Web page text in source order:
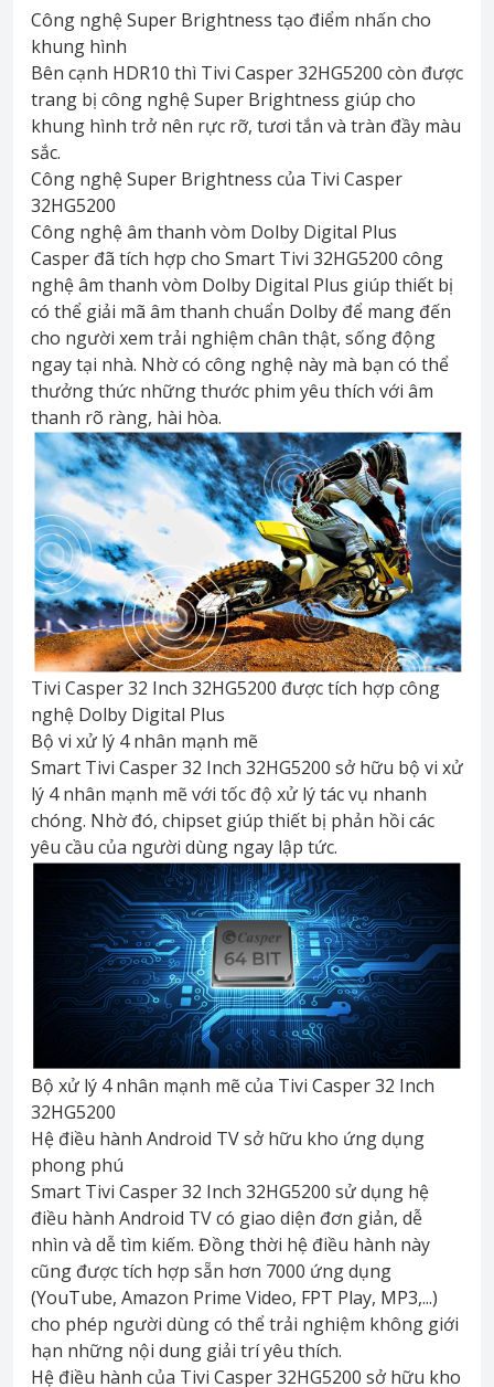
Công nghệ Super Brightness tạo điểm nhấn cho
khung hình
Bên cạnh HDR10 thì Tivi Casper 32HG5200 còn được
trang bị công nghệ Super Brightness giúp cho
khung hình trở nên rực rỡ, tươi tắn và tràn đầy màu
sắc.
Công nghệ Super Brightness của Tivi Casper
32HG5200
Công nghệ âm thanh vòm Dolby Digital Plus
Casper đã tích hợp cho Smart Tivi 32HG5200 công
nghệ âm thanh vòm Dolby Digital Plus giúp thiết bị
có thể giải mã âm thanh chuẩn Dolby để mang đến
cho người xem trải nghiệm chân thật, sống động
ngay tại nhà. Nhờ có công nghệ này mà bạn có thể
thưởng thức những thước phim yêu thích với âm
thanh rõ ràng, hài hòa.
Tivi Casper 32 Inch 32HG5200 được tích hợp công
nghệ Dolby Digital Plus
Bộ vi xử lý 4 nhân mạnh mẽ
Smart Tivi Casper 32 Inch 32HG5200 sở hữu bộ vi xử
lý 4 nhân mạnh mẽ với tốc độ xử lý tác vụ nhanh
chóng. Nhờ đó, chipset giúp thiết bị phản hồi các
yêu cầu của người dùng ngay lập tức.
Bộ xử lý 4 nhân mạnh mẽ của Tivi Casper 32 Inch
32HG5200
Hệ điều hành Android TV sở hữu kho ứng dụng
phong phú
Smart Tivi Casper 32 Inch 32HG5200 sử dụng hệ
điều hành Android TV có giao diện đơn giản, dễ
nhìn và dễ tìm kiếm. Đồng thời hệ điều hành này
cũng được tích hợp sẵn hơn 7000 ứng dụng
(YouTube, Amazon Prime Video, FPT Play, MP3,...)
cho phép người dùng có thể trải nghiệm không giới
hạn những nội dung giải trí yêu thích.
Hệ điều hành của Tivi Casper 32HG5200 sở hữu kho